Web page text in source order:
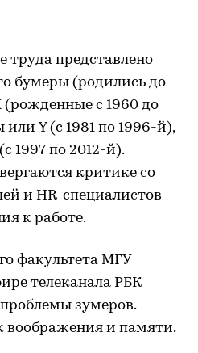
труда представлено
бумеры (родились до
(рожденные с 1960 до
Y (с 1981 по 1996-й),
1997 по 2012-й).
критике со
и HR-специалистов
к работе.
факультета МГУ
телеканала РБК
зумеров.
воображения и памяти.